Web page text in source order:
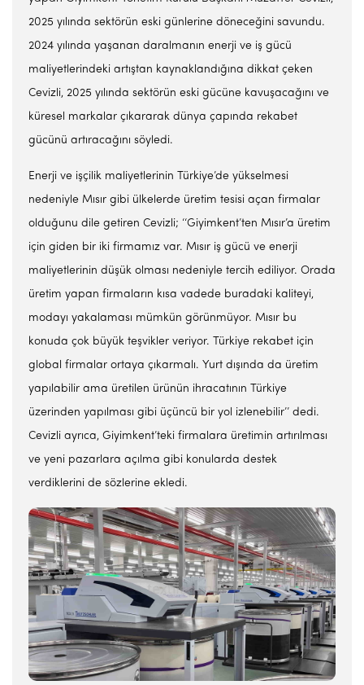
2025 yılında sektörün eski günlerine döneceğini savundu.
2024 yılında yaşanan daralmanın enerji ve iş gücü
maliyetlerindeki artıştan kaynaklandığına dikkat çeken
Cevizli, 2025 yılında sektörün eski gücüne kavuşacağını ve
küresel markalar çıkararak dünya çapında rekabet
gücünü artıracağını söyledi.
Enerji ve işçilik maliyetlerinin Türkiye’de yükselmesi
nedeniyle Mısır gibi ülkelerde üretim tesisi açan firmalar
olduğunu dile getiren Cevizli; ‘‘Giyimkent’ten Mısır’a üretim
için giden bir iki firmamız var. Mısır iş gücü ve enerji
maliyetlerinin düşük olması nedeniyle tercih ediliyor. Orada
üretim yapan firmaların kısa vadede buradaki kaliteyi,
modayı yakalaması mümkün görünmüyor. Mısır bu
konuda çok büyük teşvikler veriyor. Türkiye rekabet için
global firmalar ortaya çıkarmalı. Yurt dışında da üretim
yapılabilir ama üretilen ürünün ihracatının Türkiye
üzerinden yapılması gibi üçüncü bir yol izlenebilir’’ dedi.
Cevizli ayrıca, Giyimkent’teki firmalara üretimin artırılması
ve yeni pazarlara açılma gibi konularda destek
verdiklerini de sözlerine ekledi.